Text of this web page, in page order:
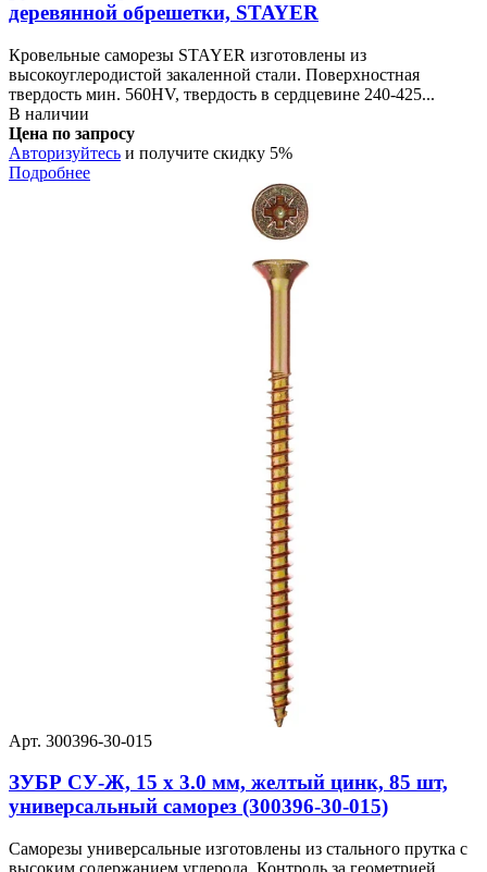
деревянной обрешетки, STAYER
Кровельные саморезы STAYER изготовлены из
высокоуглеродистой закаленной стали. Поверхностная
твердость мин. 560HV, твердость в сердцевине 240-425...
В наличии
Цена по запросу
Авторизуйтесь и получите скидку 5%
Подробнее
Арт. 300396-30-015
ЗУБР СУ-Ж, 15 х 3.0 мм, желтый цинк, 85 шт,
универсальный саморез (300396-30-015)
Саморезы универсальные изготовлены из стального прутка с
высоким содержанием углерода. Контроль за геометрией